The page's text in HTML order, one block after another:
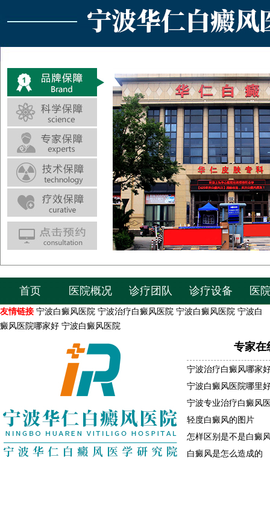
首页 医院概况 诊疗团队 诊疗设备 医
友情链接 宁波白癜风医院 宁波治疗白癜风医院 宁波白癜风医院 宁波白
癜风医院哪家好 宁波白癜风医院
专家在
宁波治疗白癜风哪家
宁波白癜风医院哪里
宁波专业治疗白癜风
轻度白癜风的图片
怎样区别是不是白癜
白癜风是怎么造成的